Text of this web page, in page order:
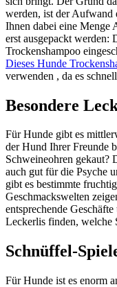
werden, ist der Aufwand
Ihnen dabei eine Menge
erst ausgepackt
Trockenshampoo
Dieses Hunde
verwenden , da es
Besondere
Für Hunde gibt es
der Hund Ihrer Freunde
Schweineohren gekaut?
auch gut für die Psyche
gibt es bestimmte
Geschmackswelten
entsprechende
Leckerlis finden, welche
Schnüffel-
Für Hunde ist es enorm